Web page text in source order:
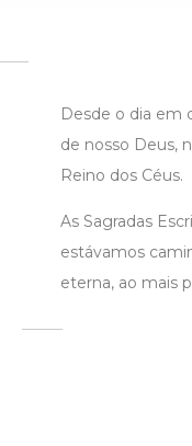
Desde o dia em
de nosso Deus,
Reino dos Céus.
As Sagradas
estávamos
eterna, ao mais